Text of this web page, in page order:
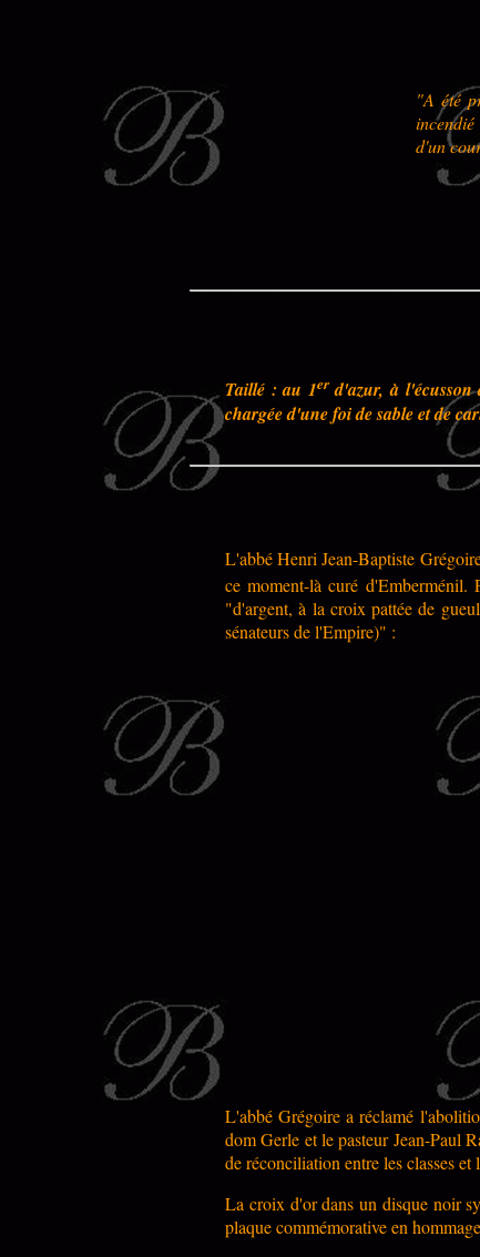
"A été
d'un
Taillé : au 1erd'azur, à l'écusson
chargée d'une foi de sable et de
L'abbé Henri Jean-Baptiste
ce moment-là curé
"d'argent, à la croix pattée de
sénateurs de l'Empire)" :
L'abbé Grégoire a réclamé
dom Gerle et le pasteur Jean-Paul
de réconciliation entre les classes et
La croix d'or dans un disque noir
plaque commémorative en